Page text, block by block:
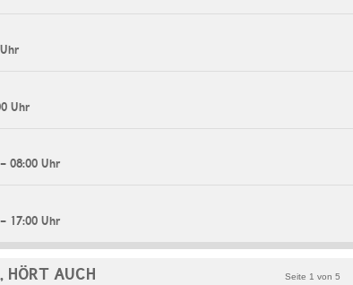
Uhr
08:00 Uhr
17:00 Uhr
HÖRT AUCH Seite 1 von 5